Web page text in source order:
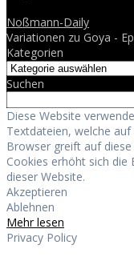
Noßmann-Daily
Variationen zu Goya -
Kategorien
Suchen
Diese Website
Textdateien, welche
Browser greift auf
Cookies erhöht sich die
dieser Website.
Akzeptieren
Ablehnen
Mehr lesen
Privacy Policy